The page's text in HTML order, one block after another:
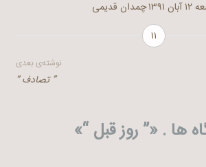
۱۳۹۱
چمدان قدیمی
۱۱
نوشته‌ی بعدی
” تصادف “
ها . «” روز قبل “»